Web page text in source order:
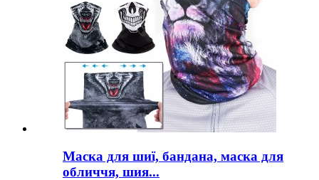
Маска для шиї, бандана, маска для
обличчя, шия...